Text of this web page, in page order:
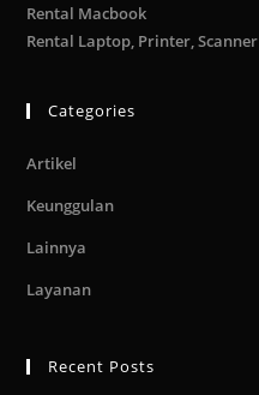
Rental Macbook
Rental Laptop, Printer, Scanner
Categories
Artikel
Keunggulan
Lainnya
Layanan
Recent Posts